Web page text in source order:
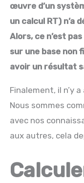
œuvre d’un
un calcul RT) n’a
Alors, ce n’est
sur une base non
avoir un résultat
Finalement, il n’y
Nous sommes
avec nos
aux autres, cela